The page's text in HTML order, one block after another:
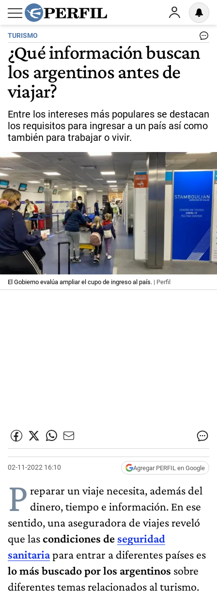
TURISMO
¿Qué información buscan
los argentinos antes de
viajar?
Entre los intereses más populares se destacan
los requisitos para ingresar a un país así como
también para trabajar o vivir.
El Gobierno evalúa ampliar el cupo de ingreso al país. | Perfil
02-11-2022 16:10 Agregar PERFIL en Google
P reparar un viaje necesita, además del
dinero, tiempo e información. En ese
sentido, una aseguradora de viajes reveló
que lascondiciones de seguridad
sanitariapara entrar a diferentes países es
lo más buscado por los argentinos sobre
diferentes temas relacionados al turismo.